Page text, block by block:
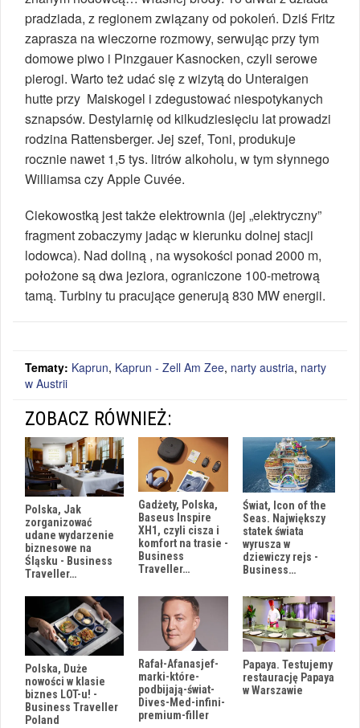
pradziada, z regionem związany od pokoleń. Dziś Fritz
zaprasza na wieczorne rozmowy, serwując przy tym
domowe piwo i Pinzgauer Kasnocken, czyli serowe
pierogi. Warto też udać się z wizytą do Unteraigen
hutte przy Maiskogel i zdegustować niespotykanych
sznapsów. Destylarnię od kilkudziesięciu lat prowadzi
rodzina Rattensberger. Jej szef, Toni, produkuje
rocznie nawet 1,5 tys. litrów alkoholu, w tym słynnego
Williamsa czy Apple Cuvée.
Ciekowostką jest także elektrownia (jej „elektryczny”
fragment zobaczymy jadąc w kierunku dolnej stacji
lodowca). Nad doliną , na wysokości ponad 2000 m,
położone są dwa jeziora, ograniczone 100-metrową
tamą. Turbiny tu pracujące generują 830 MW energii.
Tematy: Kaprun, Kaprun - Zell Am Zee, narty austria, narty
w Austrii
ZOBACZ RÓWNIEŻ:
Polska, Jak
zorganizować
udane wydarzenie
biznesowe na
Śląsku - Business
Traveller…
Gadżety, Polska,
Baseus Inspire
XH1, czyli cisza i
komfort na trasie -
Business
Traveller…
Świat, Icon of the
Seas. Największy
statek świata
wyrusza w
dziewiczy rejs -
Business…
Polska, Duże
nowości w klasie
biznes LOT-u! -
Business Traveller
Poland
Rafał-Afanasjef-
marki-które-
podbijają-świat-
Dives-Med-infini-
premium-filler
Papaya. Testujemy
restaurację Papaya
w Warszawie